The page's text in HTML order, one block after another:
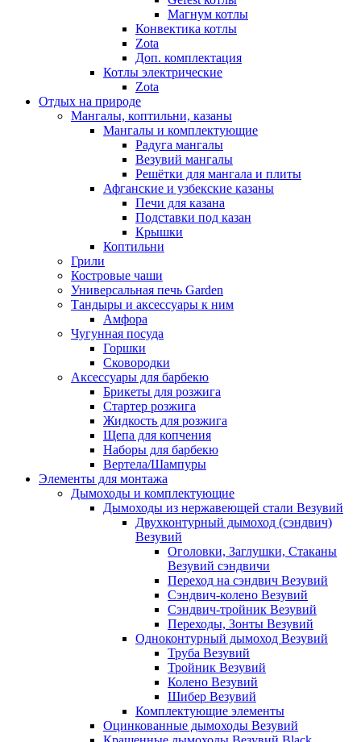
Магнум котлы
Конвектика котлы
Zota
Доп. комплектация
Котлы электрические
Zota
Отдых на природе
Мангалы, коптильни, казаны
Мангалы и комплектующие
Радуга мангалы
Везувий мангалы
Решётки для мангала и плиты
Афганские и узбекские казаны
Печи для казана
Подставки под казан
Крышки
Коптильни
Грили
Костровые чаши
Универсальная печь Garden
Тандыры и аксессуары к ним
Амфора
Чугунная посуда
Горшки
Сковородки
Аксессуары для барбекю
Брикеты для розжига
Стартер розжига
Жидкость для розжига
Щепа для копчения
Наборы для барбекю
Вертела/Шампуры
Элементы для монтажа
Дымоходы и комплектующие
Дымоходы из нержавеющей стали Везувий
Двухконтурный дымоход (сэндвич)
Везувий
Оголовки, Заглушки, Стаканы
Везувий сэндвичи
Переход на сэндвич Везувий
Сэндвич-колено Везувий
Сэндвич-тройник Везувий
Переходы, Зонты Везувий
Одноконтурный дымоход Везувий
Труба Везувий
Тройник Везувий
Колено Везувий
Шибер Везувий
Комплектующие элементы
Оцинкованные дымоходы Везувий